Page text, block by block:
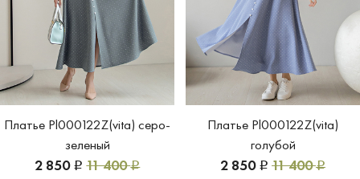
Платье Pl000122Z(vita) серо-
зеленый
2 850 Р 11 400Р
Платье Pl000122Z(vita)
голубой
2 850 Р 11 400Р